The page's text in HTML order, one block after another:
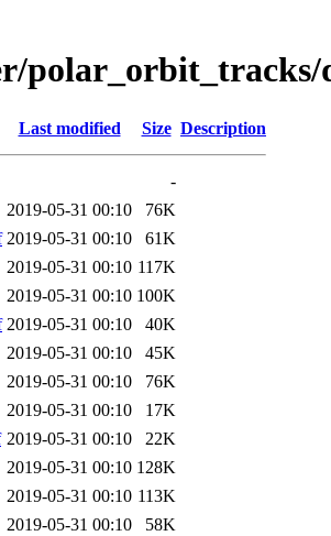
polar_orbit_tracks/
Last modified Size Description
-
2019-05-31 00:10
76K
2019-05-31 00:10
61K
2019-05-31 00:10 117K
2019-05-31 00:10 100K
2019-05-31 00:10
40K
2019-05-31 00:10
45K
2019-05-31 00:10
76K
2019-05-31 00:10
17K
2019-05-31 00:10
22K
2019-05-31 00:10 128K
2019-05-31 00:10 113K
2019-05-31 00:10 58K